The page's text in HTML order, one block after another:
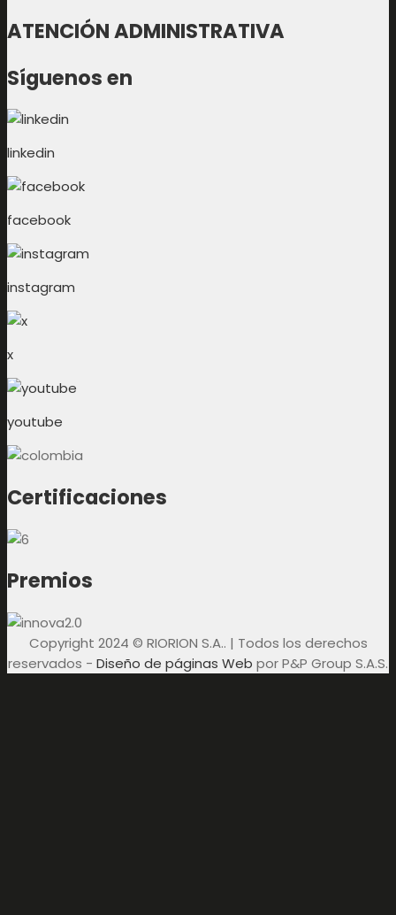
ATENCIÓN ADMINISTRATIVA
Síguenos en
linkedin
facebook
instagram
x
youtube
Certificaciones
Premios
Copyright 2024 © RIORION S.A.. | Todos los derechos
reservados - Diseño de páginas Web por P&P Group S.A.S.